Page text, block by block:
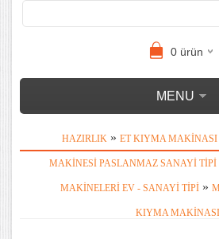
0ürün
MENU
HAZIRLIK » ET KIYMA
MAKINESI PASLANMAZ SANAYI TIPI
MAKINELERI EV - SANAYI TIPI »
KIYMA MAKINASI